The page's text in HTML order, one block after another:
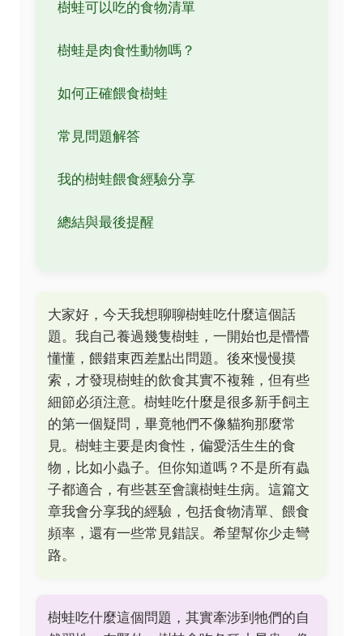
樹蛙可以吃的食物清單
樹蛙是肉食性動物嗎？
如何正確餵食樹蛙
常見問題解答
我的樹蛙餵食經驗分享
總結與最後提醒
大家好，今天我想聊聊樹蛙吃什麼這個話
題。我自己養過幾隻樹蛙，一開始也是懵懵
懂懂，餵錯東西差點出問題。後來慢慢摸
索，才發現樹蛙的飲食其實不複雜，但有些
細節必須注意。樹蛙吃什麼是很多新手飼主
的第一個疑問，畢竟牠們不像貓狗那麼常
見。樹蛙主要是肉食性，偏愛活生生的食
物，比如小蟲子。但你知道嗎？不是所有蟲
子都適合，有些甚至會讓樹蛙生病。這篇文
章我會分享我的經驗，包括食物清單、餵食
頻率，還有一些常見錯誤。希望幫你少走彎
路。
樹蛙吃什麼這個問題，其實牽涉到牠們的自